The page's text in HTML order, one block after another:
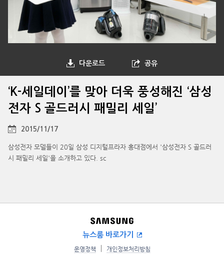
다운로드 공유
‘K-세일데이’를 맞아 더욱 풍성해진 ‘삼성
전자 S 골드러시 패밀리 세일’
2015/11/17
삼성전자 모델들이 20일 삼성 디지털프라자 홍대점에서 '삼성전자 S 골드러
시 패밀리 세일'을 소개하고 있다. sc
뉴스룸 바로가기
운영정책 개인정보처리방침